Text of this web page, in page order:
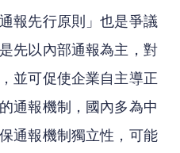
報先行原則」也是爭議
先以內部通報為主，對
並可促使企業自主導正
通報機制，國內多為中
通報機制獨立性，可能